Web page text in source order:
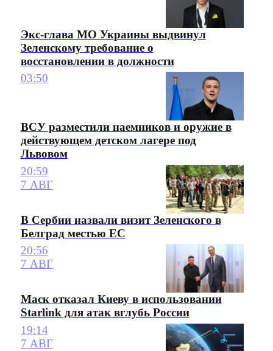
Экс-глава МО Украины выдвинул
Зеленскому требование о
восстановлении в должности
03:50
ВСУ разместили наемников и оружие в
действующем детском лагере под
Львовом
20:59
7 АВГ
В Сербии назвали визит Зеленского в
Белград местью ЕС
20:56
7 АВГ
Маск отказал Киеву в использовании
Starlink для атак вглубь России
19:14
7 АВГ